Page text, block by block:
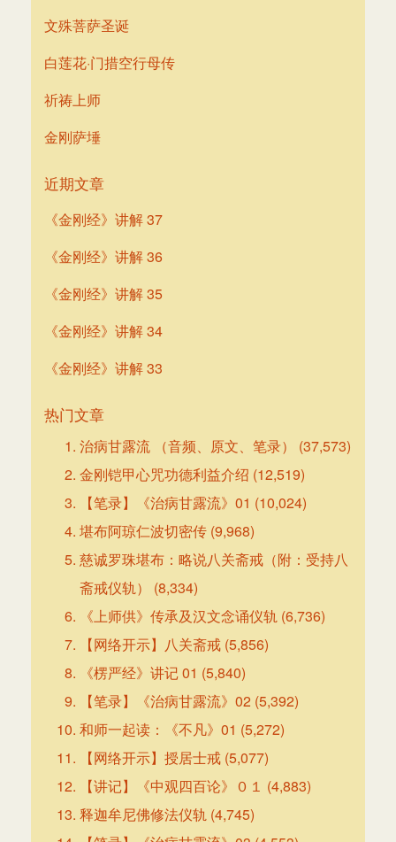
文殊菩萨圣诞
白莲花·门措空行母传
祈祷上师
金刚萨埵
近期文章
《金刚经》讲解 37
《金刚经》讲解 36
《金刚经》讲解 35
《金刚经》讲解 34
《金刚经》讲解 33
热门文章
治病甘露流 （音频、原文、笔录）
(37,573)
金刚铠甲心咒功德利益介绍 (12,519)
【笔录】《治病甘露流》01 (10,024)
堪布阿琼仁波切密传 (9,968)
慈诚罗珠堪布：略说八关斋戒（附：受持八
斋戒仪轨）
(8,334)
《上师供》传承及汉文念诵仪轨 (6,736)
【网络开示】八关斋戒 (5,856)
《楞严经》讲记 01 (5,840)
【笔录】《治病甘露流》02 (5,392)
和师一起读：《不凡》01 (5,272)
【网络开示】授居士戒 (5,077)
【讲记】《中观四百论》０１ (4,883)
释迦牟尼佛修法仪轨 (4,745)